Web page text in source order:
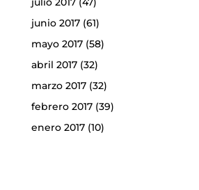
junio 2017(61)
mayo 2017(58)
abril 2017(32)
marzo 2017(32)
febrero 2017(39)
enero 2017(10)